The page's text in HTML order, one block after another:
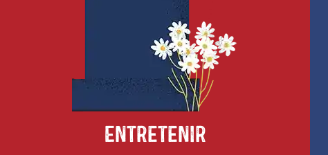
Entretenir